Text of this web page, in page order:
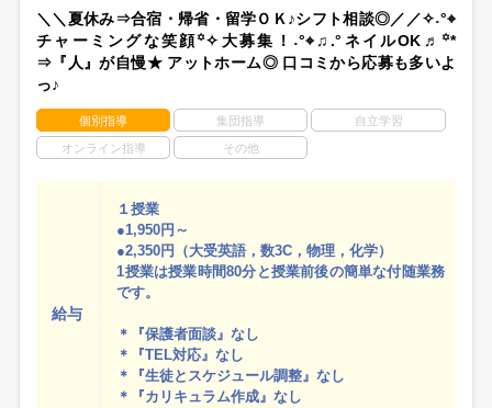
＼＼夏休み⇒合宿・帰省・留学ＯＫ♪シフト相談◎／／✧˖°⌖
チャーミングな笑顔꙳✧大募集！˖°⌖♫.°ネイルOK♬꙳*
⇒『人』が自慢★ アットホーム◎ 口コミから応募も多いよ
っ♪
個別指導 集団指導 自立学習
オンライン指導 その他
給与
１授業
●1,950円～
●2,350円（大受英語，数3C，物理，化学）
1授業は授業時間80分と授業前後の簡単な付随業務
です。
＊『保護者面談』なし
＊『TEL対応』なし
＊『生徒とスケジュール調整』なし
＊『カリキュラム作成』なし